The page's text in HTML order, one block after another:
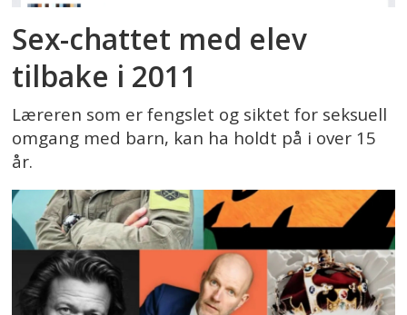
Sex-chattet med elev
tilbake i 2011
Læreren som er fengslet og siktet for seksuell
omgang med barn, kan ha holdt på i over 15
år.